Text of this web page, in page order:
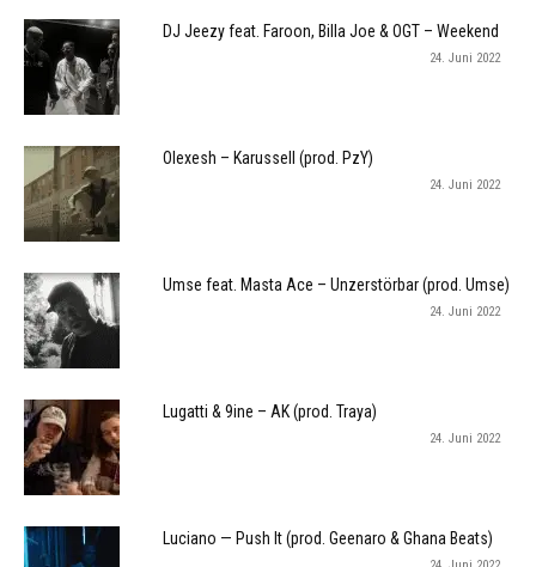
DJ Jeezy feat. Faroon, Billa Joe & OGT – Weekend
24. Juni 2022
Olexesh – Karussell (prod. PzY)
24. Juni 2022
Umse feat. Masta Ace – Unzerstörbar (prod. Umse)
24. Juni 2022
Lugatti & 9ine – AK (prod. Traya)
24. Juni 2022
Luciano — Push It (prod. Geenaro & Ghana Beats)